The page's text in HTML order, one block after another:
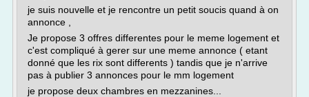
je suis nouvelle et je rencontre un petit soucis quand à on
annonce ,
Je propose 3 offres differentes pour le meme logement et
c'est compliqué à gerer sur une meme annonce ( etant
donné que les rix sont differents ) tandis que je n'arrive
pas à publier 3 annonces pour le mm logement
je propose deux chambres en mezzanines...